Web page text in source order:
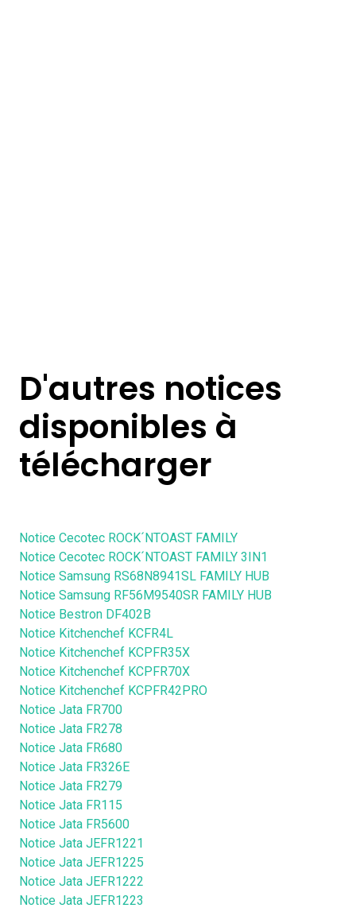
D'autres notices
disponibles à
télécharger
Notice Cecotec ROCK´NTOAST FAMILY
Notice Cecotec ROCK´NTOAST FAMILY 3IN1
Notice Samsung RS68N8941SL FAMILY HUB
Notice Samsung RF56M9540SR FAMILY HUB
Notice Bestron DF402B
Notice Kitchenchef KCFR4L
Notice Kitchenchef KCPFR35X
Notice Kitchenchef KCPFR70X
Notice Kitchenchef KCPFR42PRO
Notice Jata FR700
Notice Jata FR278
Notice Jata FR680
Notice Jata FR326E
Notice Jata FR279
Notice Jata FR115
Notice Jata FR5600
Notice Jata JEFR1221
Notice Jata JEFR1225
Notice Jata JEFR1222
Notice Jata JEFR1223